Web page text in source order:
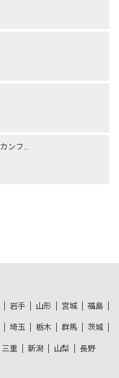
岩手 山形 宮城 福島
埼玉 栃木 群馬 茨城
三重 新潟 山梨
長野